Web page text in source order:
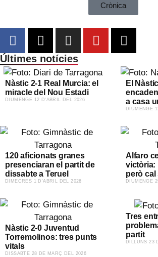
Crònica
Últimes notícies
Nàstic 2-1 Real Murcia: el
miracle del Nou Estadi
​DIUMENGE 12 D'ABRIL DEL 2026
El
a casa
​DIUMENGE
120 aficionats granes
presenciaran el partit de
dissabte a Teruel
​DIMECRES 1 D'ABRIL DEL 2026
Alfaro
victòria:
però cal
​DIUMENGE
Nàstic 2-0 Juventud
Torremolinos: tres punts
vitals
​DISSABTE 28 DE MARÇ DEL 2026
Tres
partit
​DILLUNS 23